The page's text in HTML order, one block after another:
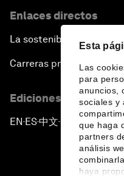
Esta
Las
para
anuncios,
sociales y
que haga
partners
análisis
haya
Enlaces directos
La sostenibilidad en el
Carreras profesionales
Ediciones en otros
EN ▪ ES▪中文▪ 日本語